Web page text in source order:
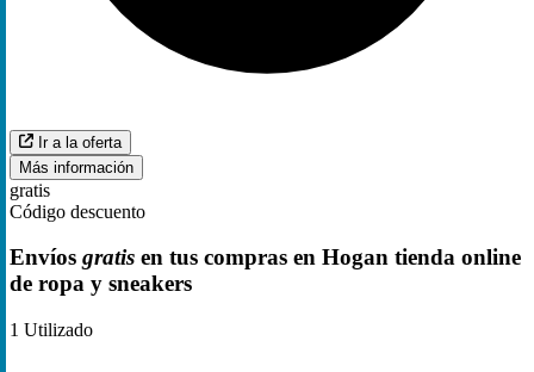
Ir a la oferta
Más información
gratis
Código descuento
Envíos gratis en tus compras en Hogan tienda online
de ropa y sneakers
1 Utilizado